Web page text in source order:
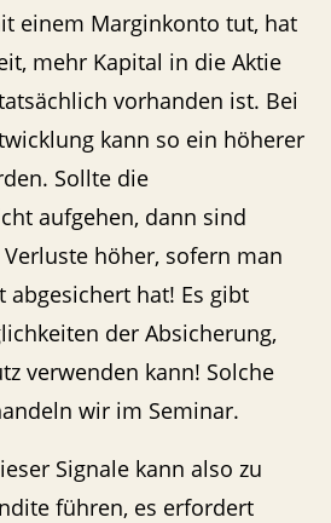
einem Marginkonto tut, hat
mehr Kapital in die Aktie
vorhanden ist. Bei
kann so ein höherer
Sollte die
aufgehen, dann sind
höher, sofern man
abgesichert hat! Es gibt
der Absicherung,
verwenden kann! Solche
wir im Seminar.
Signale kann also zu
führen, es erfordert